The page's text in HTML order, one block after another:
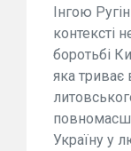
Інгою
контексті
боротьбі
яка
Україну у